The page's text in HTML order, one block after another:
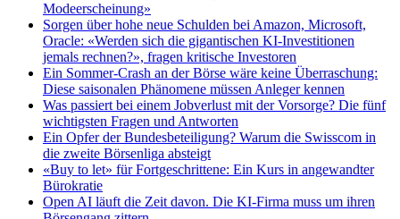
Modeerscheinung»
Sorgen über hohe neue Schulden bei Amazon, Microsoft,
Oracle: «Werden sich die gigantischen KI-Investitionen
jemals rechnen?», fragen kritische Investoren
Ein Sommer-Crash an der Börse wäre keine Überraschung:
Diese saisonalen Phänomene müssen Anleger kennen
Was passiert bei einem Jobverlust mit der Vorsorge? Die fünf
wichtigsten Fragen und Antworten
Ein Opfer der Bundesbeteiligung? Warum die Swisscom in
die zweite Börsenliga absteigt
«Buy to let» für Fortgeschrittene: Ein Kurs in angewandter
Bürokratie
Open AI läuft die Zeit davon. Die KI-Firma muss um ihren